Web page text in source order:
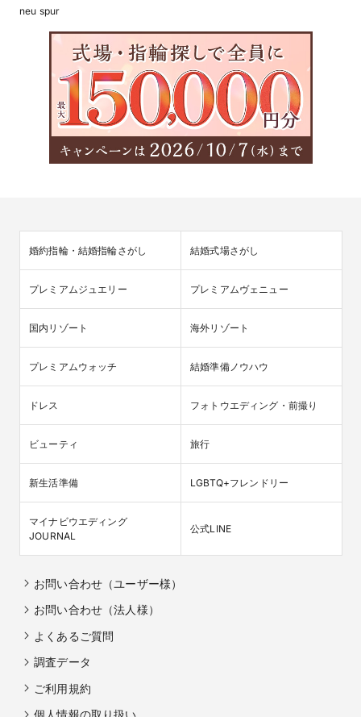
neu spur
婚約指輪・結婚指輪さがし 結婚式場さがし
プレミアムジュエリー プレミアムヴェニュー
国内リゾート 海外リゾート
プレミアムウォッチ 結婚準備ノウハウ
ドレス フォトウエディング・前撮り
ビューティ 旅行
新生活準備 LGBTQ+フレンドリー
マイナビウエディング
JOURNAL
公式LINE
お問い合わせ（ユーザー様）
お問い合わせ（法人様）
よくあるご質問
調査データ
ご利用規約